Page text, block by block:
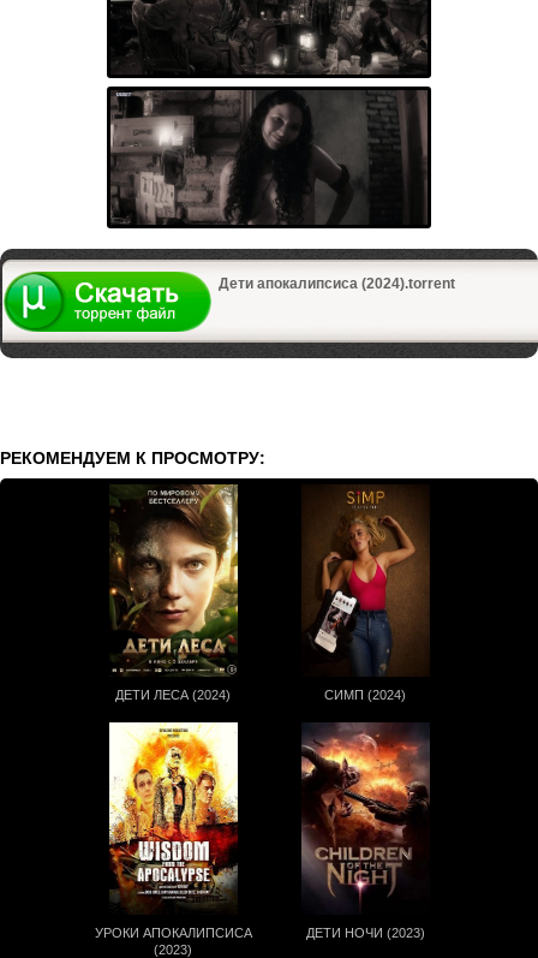
Дети апокалипсиса (2024).torrent
РЕКОМЕНДУЕМ К ПРОСМОТРУ:
ДЕТИ ЛЕСА (2024) СИМП (2024)
УРОКИ АПОКАЛИПСИСА
(2023)
ДЕТИ НОЧИ (2023)